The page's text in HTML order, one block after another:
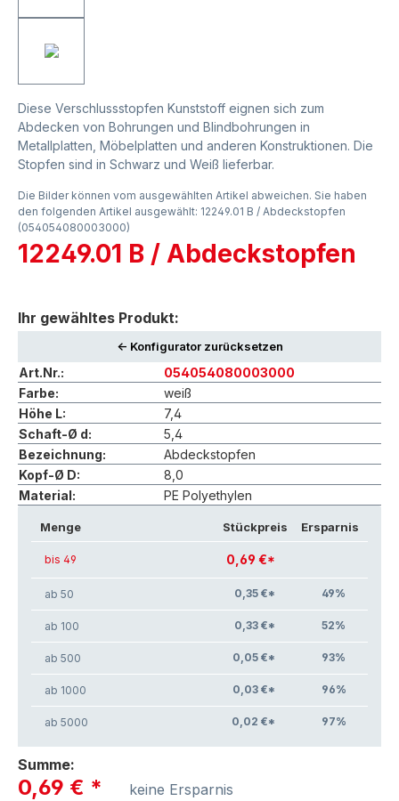
Diese Verschlussstopfen Kunststoff eignen sich zum
Abdecken von Bohrungen und Blindbohrungen in
Metallplatten, Möbelplatten und anderen Konstruktionen. Die
Stopfen sind in Schwarz und Weiß lieferbar.
Die Bilder können vom ausgewählten Artikel abweichen. Sie haben
den folgenden Artikel ausgewählt: 12249.01 B / Abdeckstopfen
(054054080003000)
12249.01 B / Abdeckstopfen
Ihr gewähltes Produkt:
<- Konfigurator zurücksetzen
Art.Nr.:
054054080003000
Farbe:
weiß
Höhe L:
7,4
Schaft-Ø d:
5,4
Bezeichnung:
Abdeckstopfen
Kopf-Ø D:
8,0
Material:
PE Polyethylen
Menge Stückpreis Ersparnis
bis 49 0,69 €*
ab 50 0,35 €* 49%
ab 100 0,33 €* 52%
ab 500 0,05 €* 93%
ab 1000 0,03 €* 96%
ab 5000 0,02 €* 97%
Summe:
0,69 € *
keine Ersparnis